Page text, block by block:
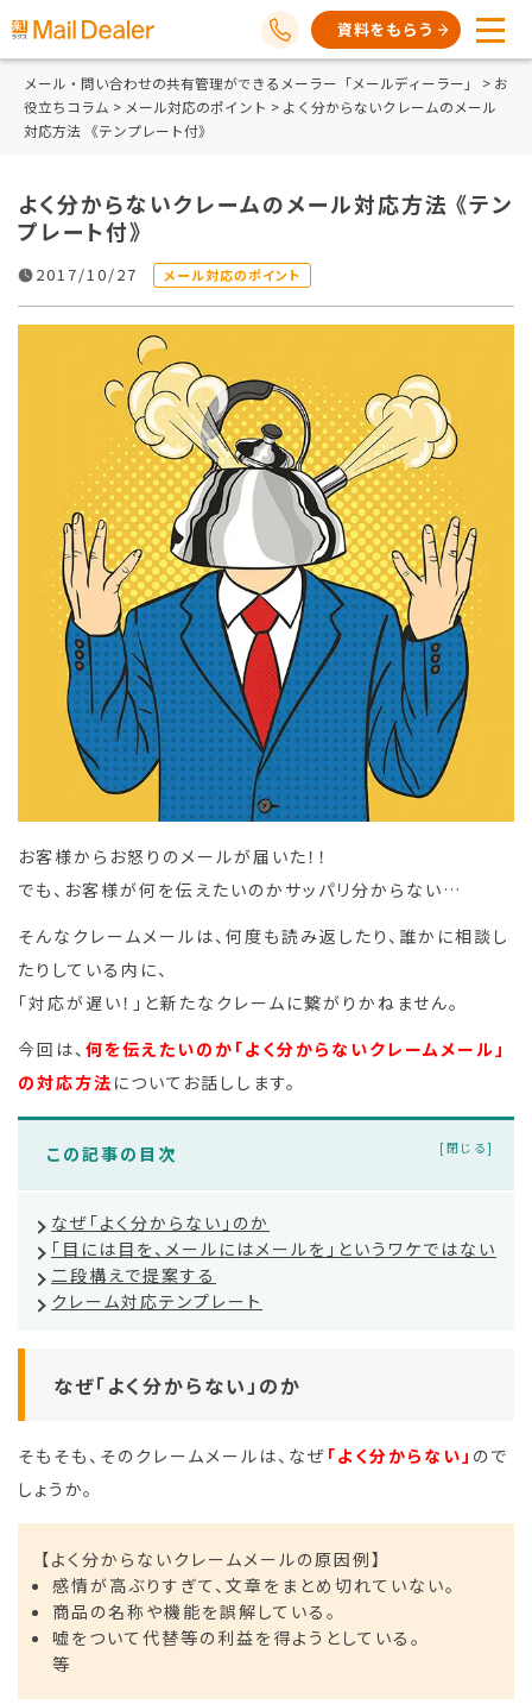
資料をもらう
メール・問い合わせの共有管理ができるメーラー「メールディーラー」 > お
役立ちコラム > メール対応のポイント > よく分からないクレームのメール
対応方法 《テンプレート付》
よく分からないクレームのメール対応方法 《テン
プレート付》
2017/10/27 メール対応のポイント
お客様からお怒りのメールが届いた！！
でも、お客様が何を伝えたいのかサッパリ分からない…
そんなクレームメールは、何度も読み返したり、誰かに相談し
たりしている内に、
「対応が遅い！」と新たなクレームに繋がりかねません。
今回は、 何を伝えたいのか「よく分からないクレームメール」
の対応方法 についてお話しします。
この記事の目次
なぜ「よく分からない」のか
「目には目を、メールにはメールを」というワケではない
二段構えで提案する
クレーム対応テンプレート
なぜ「よく分からない」のか
そもそも、そのクレームメールは、なぜ 「よく分からない」 ので
しょうか。
【よく分からないクレームメールの原因例】
感情が高ぶりすぎて、文章をまとめ切れていない。
商品の名称や機能を誤解している。
嘘をついて代替等の利益を得ようとしている。
等